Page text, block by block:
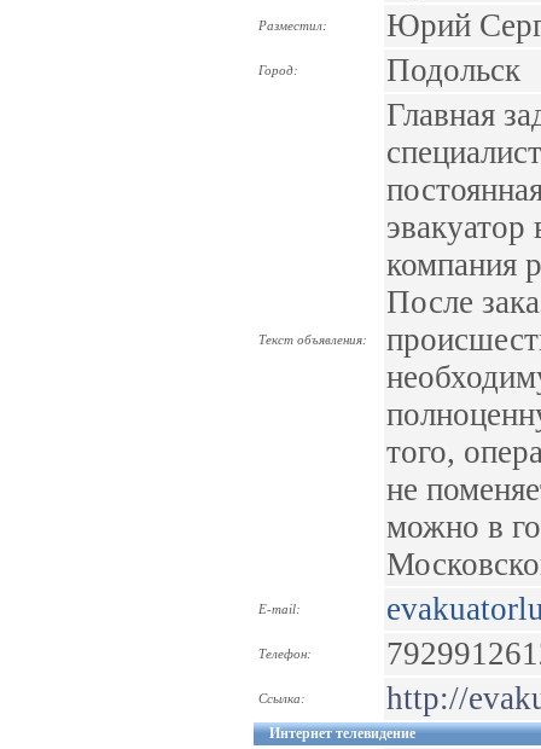
Разместил: Юрий
Город: Подольск
Текст объявления:
Главная
компания
После
того,
не
можно в
E-mail:
Телефон:
Ссылка: http://
Интернет телевидение